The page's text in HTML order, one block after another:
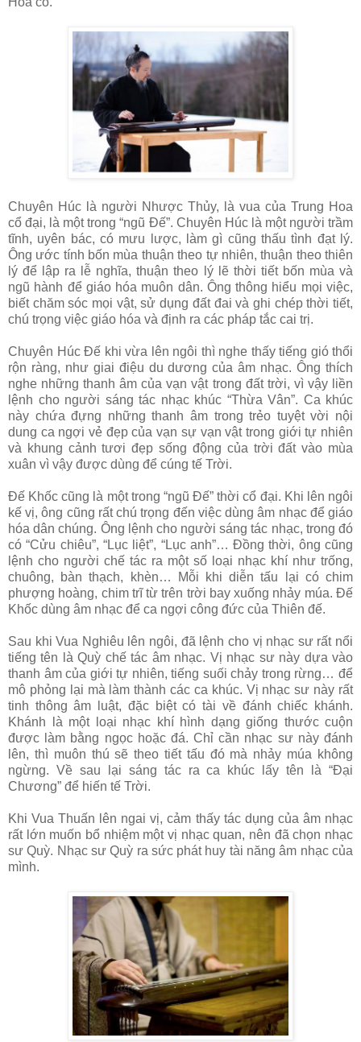
Chuyên Húc là người Nhược Thủy, là vua của Trung Hoa
cổ đại, là một trong “ngũ Đế”. Chuyên Húc là một người trầm
tĩnh, uyên bác, có mưu lược, làm gì cũng thấu tình đạt lý.
Ông ước tính bốn mùa thuận theo tự nhiên, thuận theo thiên
lý để lập ra lễ nghĩa, thuận theo lý lẽ thời tiết bốn mùa và
ngũ hành để giáo hóa muôn dân. Ông thông hiểu mọi việc,
biết chăm sóc mọi vật, sử dụng đất đai và ghi chép thời tiết,
chú trọng việc giáo hóa và định ra các pháp tắc cai trị.
Chuyên Húc Đế khi vừa lên ngôi thì nghe thấy tiếng gió thổi
rộn ràng, như giai điệu du dương của âm nhạc. Ông thích
nghe những thanh âm của vạn vật trong đất trời, vì vậy liền
lệnh cho người sáng tác nhạc khúc “Thừa Vân”. Ca khúc
này chứa đựng những thanh âm trong trẻo tuyệt vời nội
dung ca ngợi vẻ đẹp của vạn sự vạn vật trong giới tự nhiên
và khung cảnh tươi đẹp sống động của trời đất vào mùa
xuân vì vậy được dùng để cúng tế Trời.
Đế Khốc cũng là một trong “ngũ Đế” thời cổ đại. Khi lên ngôi
kế vị, ông cũng rất chú trọng đến việc dùng âm nhạc để giáo
hóa dân chúng. Ông lệnh cho người sáng tác nhạc, trong đó
có “Cửu chiêu”, “Lục liệt”, “Lục anh”… Đồng thời, ông cũng
lệnh cho người chế tác ra một số loại nhạc khí như trống,
chuông, bàn thạch, khèn… Mỗi khi diễn tấu lại có chim
phượng hoàng, chim trĩ từ trên trời bay xuống nhảy múa. Đế
Khốc dùng âm nhạc để ca ngợi công đức của Thiên đế.
Sau khi Vua Nghiêu lên ngôi, đã lệnh cho vị nhạc sư rất nổi
tiếng tên là Quỳ chế tác âm nhạc. Vị nhạc sư này dựa vào
thanh âm của giới tự nhiên, tiếng suối chảy trong rừng… để
mô phỏng lại mà làm thành các ca khúc. Vị nhạc sư này rất
tinh thông âm luật, đặc biệt có tài về đánh chiếc khánh.
Khánh là một loại nhạc khí hình dạng giống thước cuộn
được làm bằng ngọc hoặc đá. Chỉ cần nhạc sư này đánh
lên, thì muôn thú sẽ theo tiết tấu đó mà nhảy múa không
ngừng. Về sau lại sáng tác ra ca khúc lấy tên là “Đại
Chương” để hiến tế Trời.
Khi Vua Thuấn lên ngai vị, cảm thấy tác dụng của âm nhạc
rất lớn muốn bổ nhiệm một vị nhạc quan, nên đã chọn nhạc
sư Quỳ. Nhạc sư Quỳ ra sức phát huy tài năng âm nhạc của
mình.